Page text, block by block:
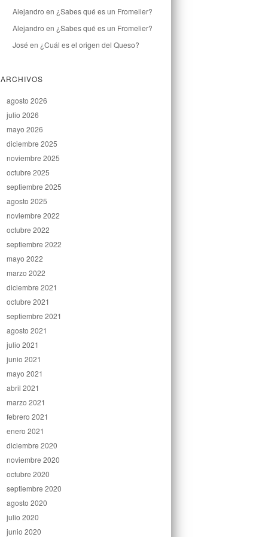
Alejandro en ¿Sabes qué es un Fromelier?
Alejandro en ¿Sabes qué es un Fromelier?
José en ¿Cuál es el origen del Queso?
ARCHIVOS
agosto 2026
julio 2026
mayo 2026
diciembre 2025
noviembre 2025
octubre 2025
septiembre 2025
agosto 2025
noviembre 2022
octubre 2022
septiembre 2022
mayo 2022
marzo 2022
diciembre 2021
octubre 2021
septiembre 2021
agosto 2021
julio 2021
junio 2021
mayo 2021
abril 2021
marzo 2021
febrero 2021
enero 2021
diciembre 2020
noviembre 2020
octubre 2020
septiembre 2020
agosto 2020
julio 2020
junio 2020